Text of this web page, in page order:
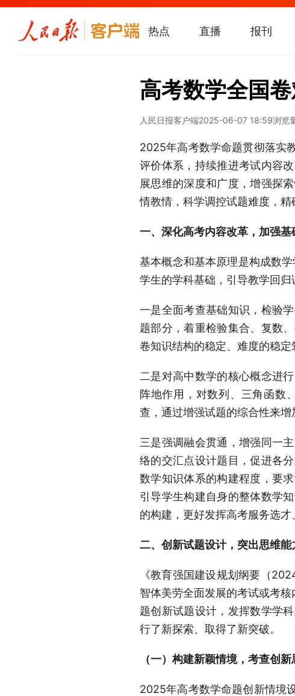
热点 直播 报刊
高考数学全国
人民日报客户端2025-06-07 18:59浏览
2025年高考数学命题贯彻落实
评价体系，持续推进考试内容
展思维的深度和广度，增强探
情教情，科学调控试题难度，精
一、深化高考内容改革，加强基
基本概念和基本原理是构成数
学生的学科基础，引导教学回归
一是全面考查基础知识，检验
题部分，着重检验集合、复数
卷知识结构的稳定、难度的稳定
二是对高中数学的核心概念进
阵地作用，对数列、三角函数
查，通过增强试题的综合性来增
三是强调融会贯通，增强同一
络的交汇点设计题目，促进各
数学知识体系的构建程度，要
引导学生构建自身的整体数学
的构建，更好发挥高考服务选才
二、创新试题设计，突出思维能
《教育强国建设规划纲要（
智体美劳全面发展的考试或考
题创新试题设计，发挥数学学
行了新探索、取得了新突破。
（一）构建新颖情境，考查创新
2025年高考数学命题创新情境